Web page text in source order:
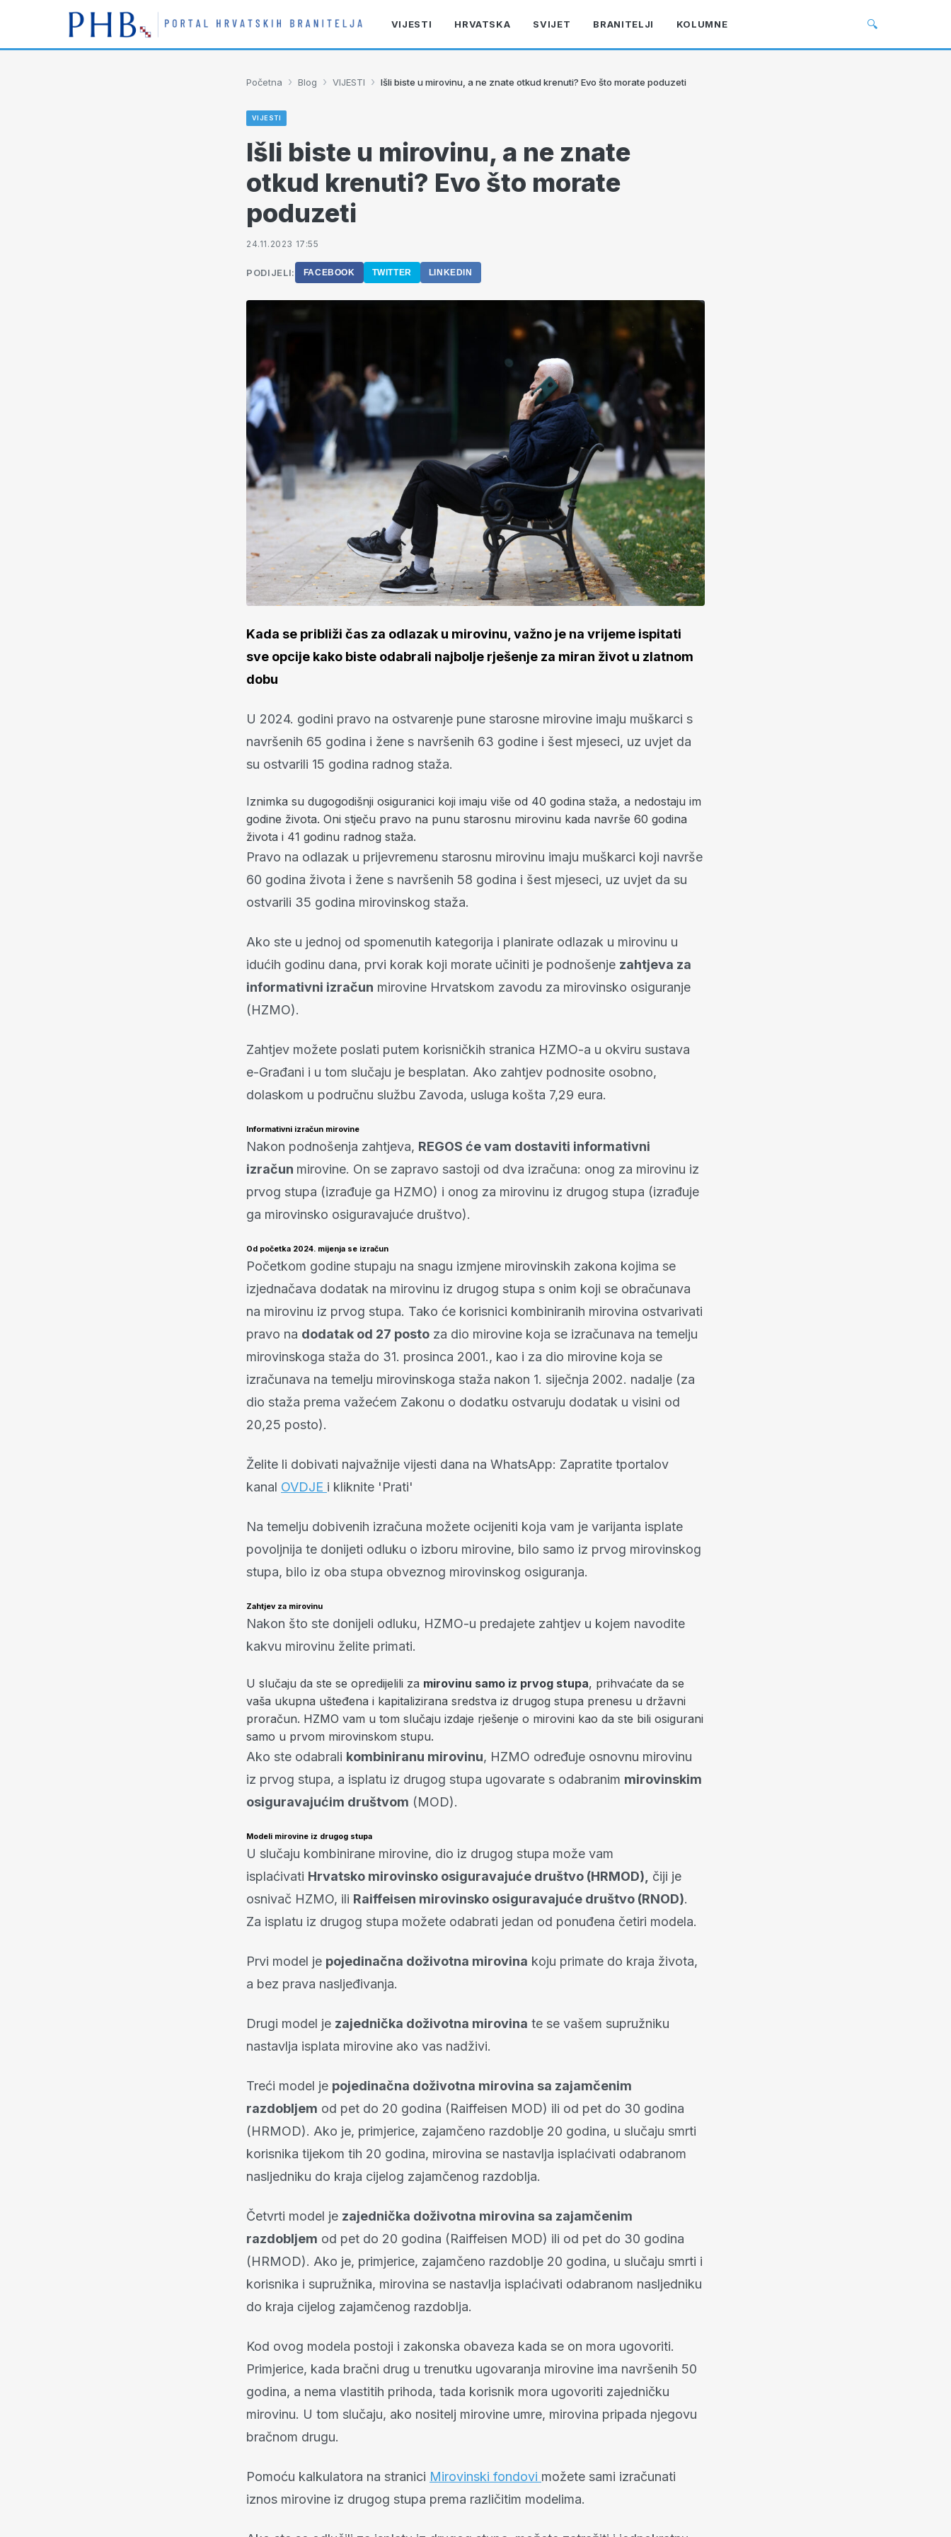
VIJESTI HRVATSKA SVIJET BRANITELJI KOLUMNE 🔍
Početna › Blog › VIJESTI › Išli biste u mirovinu, a ne znate otkud krenuti? Evo što morate poduzeti
VIJESTI
Išli biste u mirovinu, a ne znate
otkud krenuti? Evo što morate
poduzeti
24.11.2023 17:55
PODIJELI: FACEBOOK TWITTER LINKEDIN
Kada se približi čas za odlazak u mirovinu, važno je na vrijeme ispitati
sve opcije kako biste odabrali najbolje rješenje za miran život u zlatnom
dobu
U 2024. godini pravo na ostvarenje pune starosne mirovine imaju muškarci s
navršenih 65 godina i žene s navršenih 63 godine i šest mjeseci, uz uvjet da
su ostvarili 15 godina radnog staža.
Iznimka su dugogodišnji osiguranici koji imaju više od 40 godina staža, a nedostaju im
godine života. Oni stječu pravo na punu starosnu mirovinu kada navrše 60 godina
života i 41 godinu radnog staža.
Pravo na odlazak u prijevremenu starosnu mirovinu imaju muškarci koji navrše
60 godina života i žene s navršenih 58 godina i šest mjeseci, uz uvjet da su
ostvarili 35 godina mirovinskog staža.
Ako ste u jednoj od spomenutih kategorija i planirate odlazak u mirovinu u
idućih godinu dana, prvi korak koji morate učiniti je podnošenje zahtjeva za
informativni izračun mirovine Hrvatskom zavodu za mirovinsko osiguranje
(HZMO).
Zahtjev možete poslati putem korisničkih stranica HZMO-a u okviru sustava
e-Građani i u tom slučaju je besplatan. Ako zahtjev podnosite osobno,
dolaskom u područnu službu Zavoda, usluga košta 7,29 eura.
Informativni izračun mirovine
Nakon podnošenja zahtjeva, REGOS će vam dostaviti informativni
izračun mirovine. On se zapravo sastoji od dva izračuna: onog za mirovinu iz
prvog stupa (izrađuje ga HZMO) i onog za mirovinu iz drugog stupa (izrađuje
ga mirovinsko osiguravajuće društvo).
Od početka 2024. mijenja se izračun
Početkom godine stupaju na snagu izmjene mirovinskih zakona kojima se
izjednačava dodatak na mirovinu iz drugog stupa s onim koji se obračunava
na mirovinu iz prvog stupa. Tako će korisnici kombiniranih mirovina ostvarivati
pravo na dodatak od 27 posto za dio mirovine koja se izračunava na temelju
mirovinskoga staža do 31. prosinca 2001., kao i za dio mirovine koja se
izračunava na temelju mirovinskoga staža nakon 1. siječnja 2002. nadalje (za
dio staža prema važećem Zakonu o dodatku ostvaruju dodatak u visini od
20,25 posto).
Želite li dobivati najvažnije vijesti dana na WhatsApp: Zapratite tportalov
kanal OVDJE i kliknite 'Prati'
Na temelju dobivenih izračuna možete ocijeniti koja vam je varijanta isplate
povoljnija te donijeti odluku o izboru mirovine, bilo samo iz prvog mirovinskog
stupa, bilo iz oba stupa obveznog mirovinskog osiguranja.
Zahtjev za mirovinu
Nakon što ste donijeli odluku, HZMO-u predajete zahtjev u kojem navodite
kakvu mirovinu želite primati.
U slučaju da ste se opredijelili za mirovinu samo iz prvog stupa, prihvaćate da se
vaša ukupna ušteđena i kapitalizirana sredstva iz drugog stupa prenesu u državni
proračun. HZMO vam u tom slučaju izdaje rješenje o mirovini kao da ste bili osigurani
samo u prvom mirovinskom stupu.
Ako ste odabrali kombiniranu mirovinu, HZMO određuje osnovnu mirovinu
iz prvog stupa, a isplatu iz drugog stupa ugovarate s odabranim mirovinskim
osiguravajućim društvom (MOD).
Modeli mirovine iz drugog stupa
U slučaju kombinirane mirovine, dio iz drugog stupa može vam
isplaćivati Hrvatsko mirovinsko osiguravajuće društvo (HRMOD),
čiji je
osnivač HZMO, ili Raiffeisen mirovinsko osiguravajuće društvo (RNOD).
Za isplatu iz drugog stupa možete odabrati jedan od ponuđena četiri modela.
Prvi model je pojedinačna doživotna mirovina koju primate do kraja života,
a bez prava nasljeđivanja.
Drugi model je zajednička doživotna mirovina te se vašem supružniku
nastavlja isplata mirovine ako vas nadživi.
Treći model je pojedinačna doživotna mirovina sa zajamčenim
razdobljem od pet do 20 godina (Raiffeisen MOD) ili od pet do 30 godina
(HRMOD). Ako je, primjerice, zajamčeno razdoblje 20 godina, u slučaju smrti
korisnika tijekom tih 20 godina, mirovina se nastavlja isplaćivati odabranom
nasljedniku do kraja cijelog zajamčenog razdoblja.
Četvrti model je zajednička doživotna mirovina sa zajamčenim
razdobljem od pet do 20 godina (Raiffeisen MOD) ili od pet do 30 godina
(HRMOD). Ako je, primjerice, zajamčeno razdoblje 20 godina, u slučaju smrti i
korisnika i supružnika, mirovina se nastavlja isplaćivati odabranom nasljedniku
do kraja cijelog zajamčenog razdoblja.
Kod ovog modela postoji i zakonska obaveza kada se on mora ugovoriti.
Primjerice, kada bračni drug u trenutku ugovaranja mirovine ima navršenih 50
godina, a nema vlastitih prihoda, tada korisnik mora ugovoriti zajedničku
mirovinu. U tom slučaju, ako nositelj mirovine umre, mirovina pripada njegovu
bračnom drugu.
Pomoću kalkulatora na stranici Mirovinski fondovi možete sami izračunati
iznos mirovine iz drugog stupa prema različitim modelima.